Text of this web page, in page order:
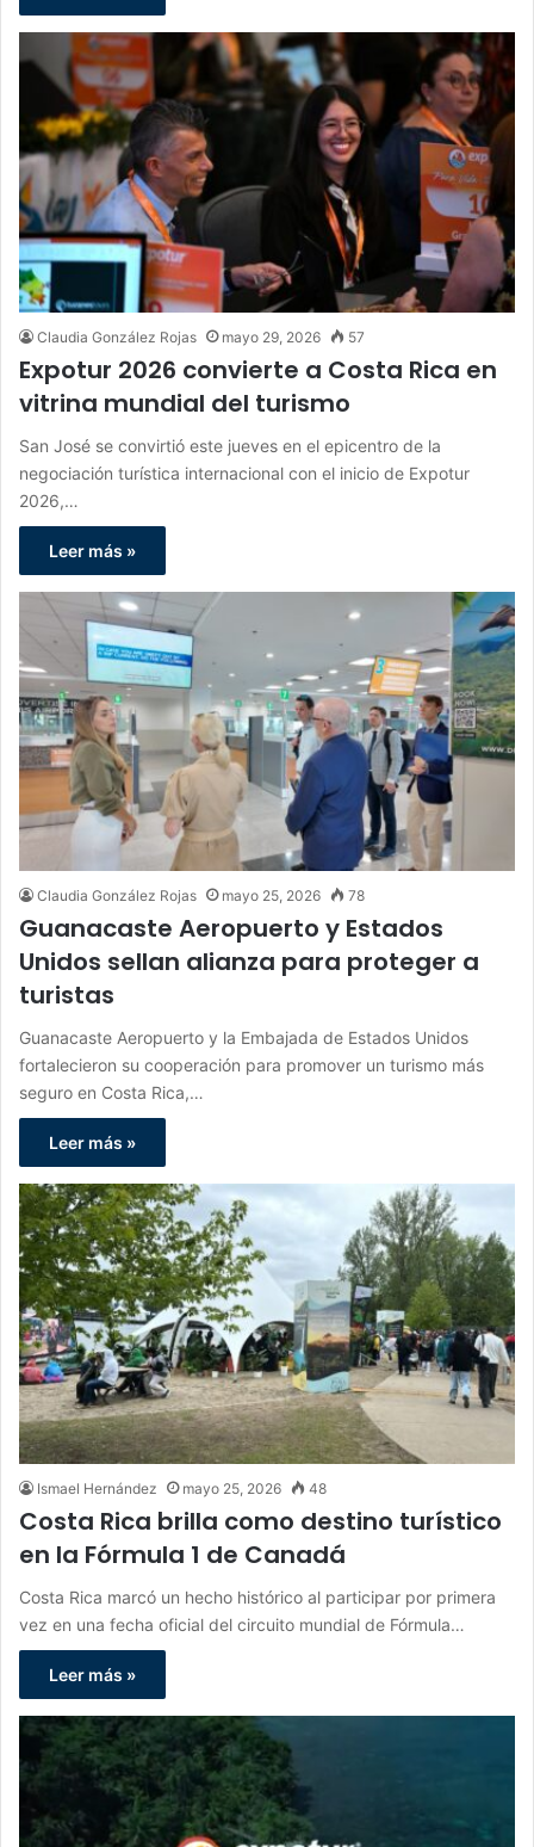
Claudia González Rojas mayo 29, 2026 57
Expotur 2026 convierte a Costa Rica en
vitrina mundial del turismo
San José se convirtió este jueves en el epicentro de la
negociación turística internacional con el inicio de Expotur
2026,…
Leer más »
Claudia González Rojas mayo 25, 2026 78
Guanacaste Aeropuerto y Estados
Unidos sellan alianza para proteger a
turistas
Guanacaste Aeropuerto y la Embajada de Estados Unidos
fortalecieron su cooperación para promover un turismo más
seguro en Costa Rica,…
Leer más »
Ismael Hernández mayo 25, 2026 48
Costa Rica brilla como destino turístico
en la Fórmula 1 de Canadá
Costa Rica marcó un hecho histórico al participar por primera
vez en una fecha oficial del circuito mundial de Fórmula…
Leer más »